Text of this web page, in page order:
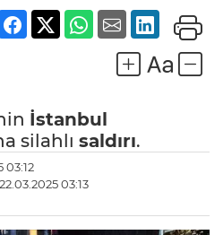
İstanbul
silahlı saldırı.
03:12
03:13